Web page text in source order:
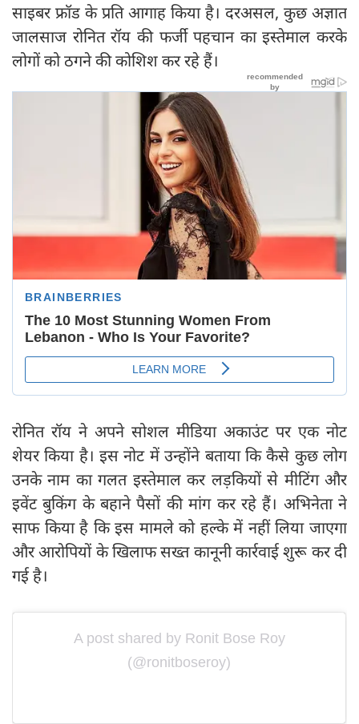
साइबर फ्रॉड के प्रति आगाह किया है। दरअसल, कुछ अज्ञात
जालसाज रोनित रॉय की फर्जी पहचान का इस्तेमाल करके
लोगों को ठगने की कोशिश कर रहे हैं।
रोनित रॉय ने अपने सोशल मीडिया अकाउंट पर एक नोट
शेयर किया है। इस नोट में उन्होंने बताया कि कैसे कुछ लोग
उनके नाम का गलत इस्तेमाल कर लड़कियों से मीटिंग और
इवेंट बुकिंग के बहाने पैसों की मांग कर रहे हैं। अभिनेता ने
साफ किया है कि इस मामले को हल्के में नहीं लिया जाएगा
और आरोपियों के खिलाफ सख्त कानूनी कार्रवाई शुरू कर दी
गई है।
A post shared by Ronit Bose Roy
(@ronitboseroy)